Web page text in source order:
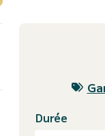
Durée